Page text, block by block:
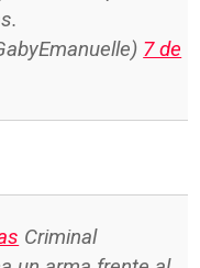
7 de
Criminal